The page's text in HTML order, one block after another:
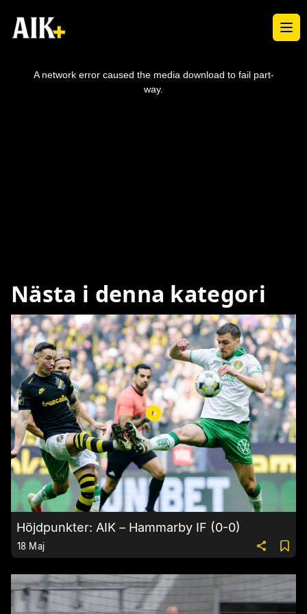
A network error caused the media download to fail part-
way.
Nästa i denna kategori
Höjdpunkter: AIK – Hammarby IF (0-0)
18 Maj